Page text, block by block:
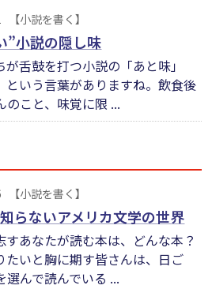
【小説を書く】
”小説の隠し味
舌鼓を打つ小説の「あと味」
という言葉がありますね。飲食後
のこと、味覚に限 ...
【小説を書く】
らないアメリカ文学の世界
すあなたが読む本は、どんな本？
たいと胸に期す皆さんは、日ご
んで読んでいる ...